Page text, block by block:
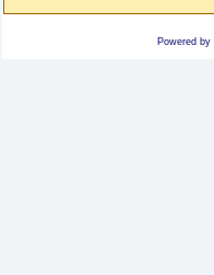
Powered by